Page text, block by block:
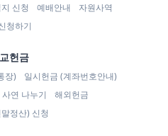
신청 예배안내
자원사역
청하기
헌금
장)
일시헌금 (계좌번호안내)
사연 나누기
해외헌금
정산) 신청